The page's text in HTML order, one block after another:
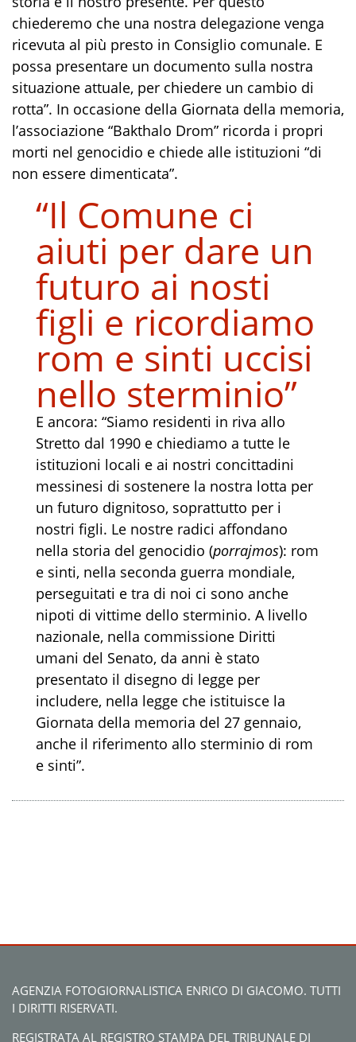
chiederemo che una nostra delegazione venga
ricevuta al più presto in Consiglio comunale. E
possa presentare un documento sulla nostra
situazione attuale, per chiedere un cambio di
rotta”. In occasione della Giornata della memoria,
l’associazione “Bakthalo Drom” ricorda i propri
morti nel genocidio e chiede alle istituzioni “di
non essere dimenticata”.
“Il Comune ci
aiuti per dare un
futuro ai nosti
figli e ricordiamo
rom e sinti uccisi
nello sterminio”
E ancora: “Siamo residenti in riva allo
Stretto dal 1990 e chiediamo a tutte le
istituzioni locali e ai nostri concittadini
messinesi di sostenere la nostra lotta per
un futuro dignitoso, soprattutto per i
nostri figli. Le nostre radici affondano
nella storia del genocidio (porrajmos): rom
e sinti, nella seconda guerra mondiale,
perseguitati e tra di noi ci sono anche
nipoti di vittime dello sterminio. A livello
nazionale, nella commissione Diritti
umani del Senato, da anni è stato
presentato il disegno di legge per
includere, nella legge che istituisce la
Giornata della memoria del 27 gennaio,
anche il riferimento allo sterminio di rom
e sinti”.
AGENZIA FOTOGIORNALISTICA ENRICO DI GIACOMO. TUTTI
I DIRITTI RISERVATI.
REGISTRATA AL REGISTRO STAMPA DEL TRIBUNALE DI